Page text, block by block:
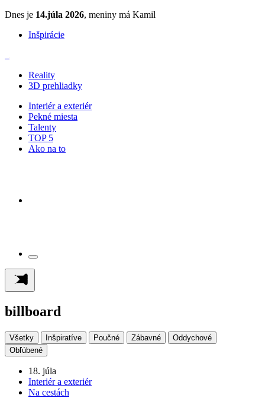
Dnes je 14.júla 2026, meniny má Kamil
Inšpirácie
Reality
3D prehliadky
Interiér a exteriér
Pekné miesta
Talenty
TOP 5
Ako na to
billboard
Všetky Inšpiratíve Poučné Zábavné
Oddychové
Obľúbené
18. júla
Interiér a exteriér
Na cestách